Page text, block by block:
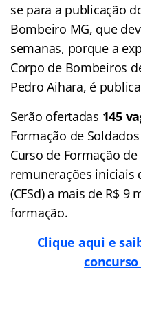
se para a publicação
Bombeiro MG, que
semanas, porque a
Corpo de Bombeiros
Pedro Aihara, é
Serão ofertadas 145
Formação de Soldados
Curso de Formação de
remunerações iniciais
(CFSd) a mais de R$ 9
formação.
Clique aqui e